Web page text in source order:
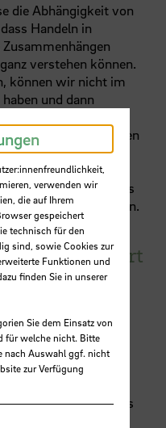
die Abhängigkeit von
Handeln in
verstehen können.
können wir nicht im
und dann
in der
Sondern wir müssen
was passiert da
lernen, über die
zu denken und uns als
zu verstehen.
kompliziert
brauchen
in Frage. Viele
nicht
wir zu klären, was
Akteure in einem
verwenden wir
die auf Ihrem
gespeichert
technisch für den
sind, sowie Cookies zur
Funktionen und
finden Sie in unserer
Sie dem Einsatz von
für welche nicht. Bitte
nach Auswahl ggf. nicht
zur Verfügung